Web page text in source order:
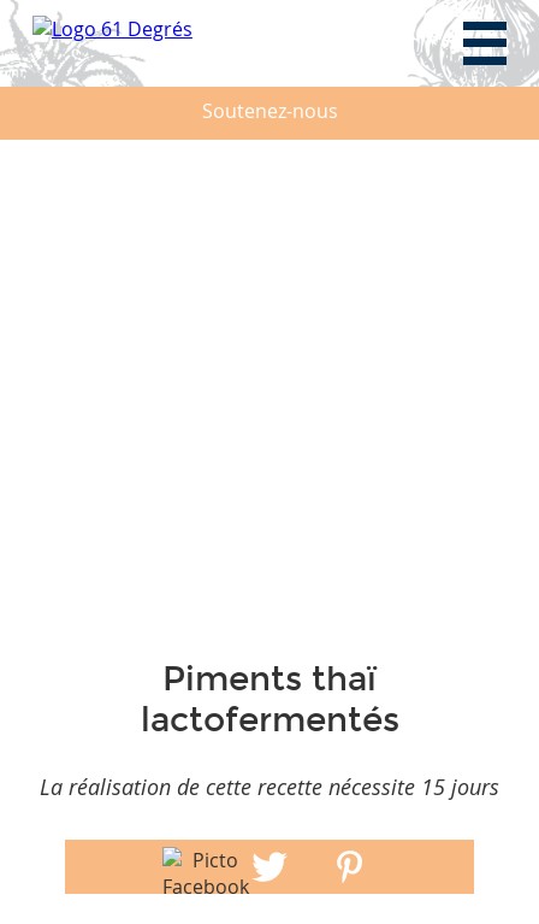
Soutenez-nous
Piments thaï
lactofermentés
La réalisation de cette recette nécessite 15 jours